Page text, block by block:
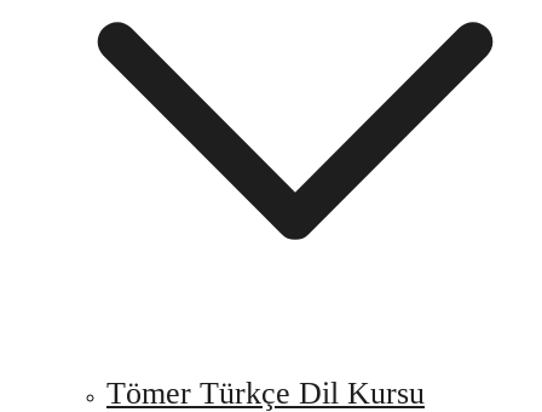
Tömer Türkçe Dil Kursu